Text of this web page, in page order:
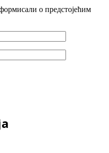
о предстојећим